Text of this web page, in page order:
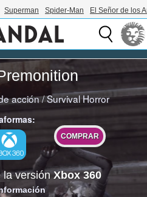
Superman Spider-Man El Señor de los
acción/Survival Horror
COMPRAR
la versiónXbox 360